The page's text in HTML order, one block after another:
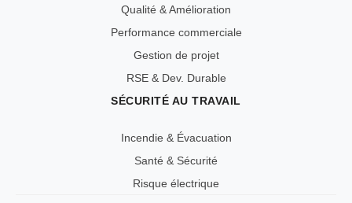
Qualité & Amélioration
Performance commerciale
Gestion de projet
RSE & Dev. Durable
SÉCURITÉ AU TRAVAIL
Incendie & Évacuation
Santé & Sécurité
Risque électrique